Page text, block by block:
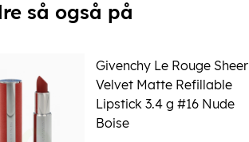
så også på
Givenchy Le Rouge Sheer
Velvet Matte Refillable
Lipstick 3.4 g #16 Nude
Boise